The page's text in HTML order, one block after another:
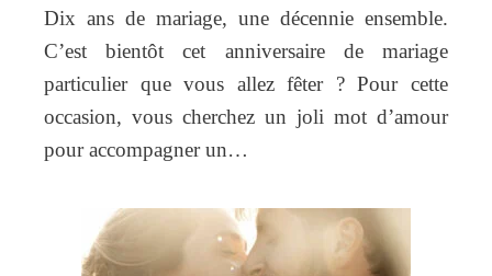
Dix ans de mariage, une décennie ensemble.
C’est bientôt cet anniversaire de mariage
particulier que vous allez fêter ? Pour cette
occasion, vous cherchez un joli mot d’amour
pour accompagner un…